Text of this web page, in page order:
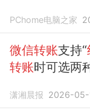
PChome电脑之家
微信转账支持“
转账时可选两
潇湘晨报 2026-05-